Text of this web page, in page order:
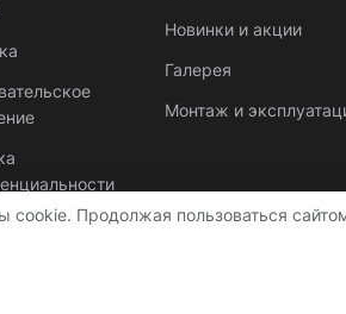
Новинки и акции
Галерея
Монтаж и
Продолжая пользоваться